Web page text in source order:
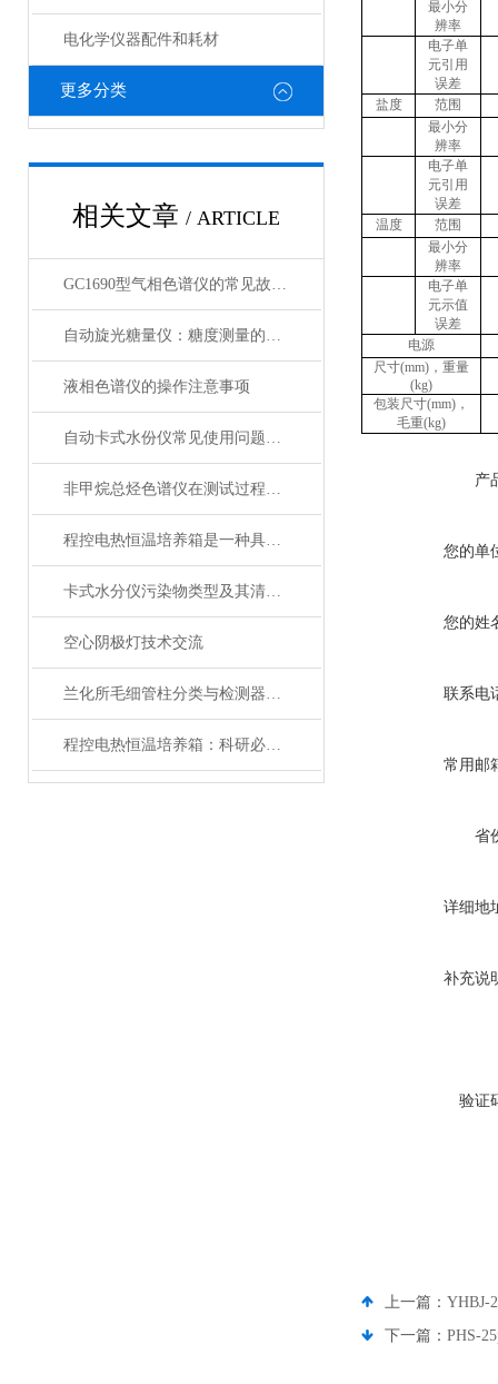
电化学仪器配件和耗材
更多分类
相关文章 / ARTICLE
GC1690型气相色谱仪的常见故障与处理方法
自动旋光糖量仪：糖度测量的科技先锋
液相色谱仪的操作注意事项
自动卡式水份仪常见使用问题分析
非甲烷总烃色谱仪在测试过程的注意事项
程控电热恒温培养箱是一种具有温度控制系统的培养设备
卡式水分仪污染物类型及其清洗方法
空心阴极灯技术交流
兰化所毛细管柱分类与检测器的连接说明
程控电热恒温培养箱：科研必备的多功能工具
最小分
辨率
电子单
元引用
误差
盐度
范围
最小分
辨率
电子单
元引用
误差
温度
范围
最小分
辨率
电子单
元示值
误差
电源
尺寸(mm) ，重量
(kg)
包装尺寸(mm) ，
毛重(kg)
产
您的单
您的姓
联系电
常用邮
省
详细地
补充说
验证
上一篇： YHBJ-
下一篇： PHS-